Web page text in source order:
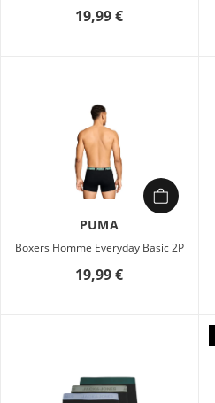
19,99 €
PUMA
Boxers Homme Everyday Basic 2P
19,99 €